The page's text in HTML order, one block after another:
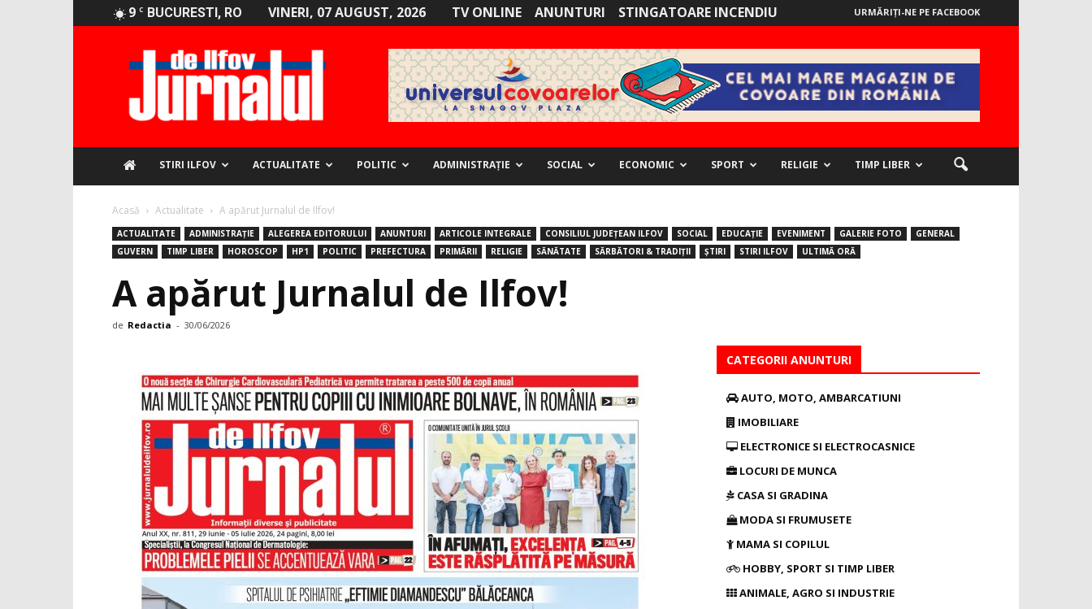
9 C BUCURESTI, RO VINERI, 07 AUGUST, 2026 TV ONLINE ANUNTURI STINGATOARE INCENDIU URMĂRIȚI-NE PE FACEBOOK
STIRI ILFOV ACTUALITATE POLITIC ADMINISTRAȚIE SOCIAL ECONOMIC SPORT RELIGIE TIMP LIBER
Acasă Actualitate A apărut Jurnalul de Ilfov!
ACTUALITATE ADMINISTRAȚIE ALEGEREA EDITORULUI ANUNTURI ARTICOLE INTEGRALE CONSILIUL JUDEȚEAN ILFOV SOCIAL EDUCAȚIE EVENIMENT GALERIE FOTO
GENERAL
GUVERN
TIMP LIBER HOROSCOP HP1 POLITIC PREFECTURA PRIMĂRII RELIGIE SĂNĂTATE SĂRBĂTORI & TRADIȚII ȘTIRI STIRI ILFOV ULTIMĂ ORĂ
A apărut Jurnalul de Ilfov!
de Redactia - 30/06/2026
CATEGORII ANUNTURI
AUTO, MOTO, AMBARCATIUNI
IMOBILIARE
ELECTRONICE SI ELECTROCASNICE
LOCURI DE MUNCA
CASA SI GRADINA
MODA SI FRUMUSETE
MAMA SI COPILUL
HOBBY, SPORT SI TIMP LIBER
ANIMALE, AGRO SI INDUSTRIE